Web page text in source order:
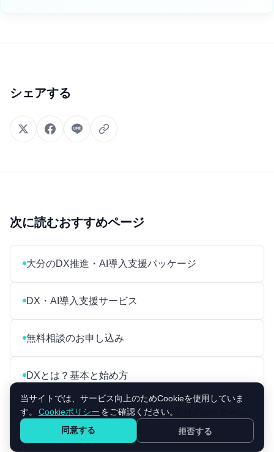
シェアする
次に読むおすすめページ
大分のDX推進・AI導入支援パッケージ
DX・AI導入支援サービス
無料相談のお申し込み
DXとは？基本と始め方
関連記事：補助金が採択されない会社の3パターン
当サイトでは、サービス向上のためCookieを使用していま
す。
Cookieポリシー をご確認ください。
同意する
拒否する